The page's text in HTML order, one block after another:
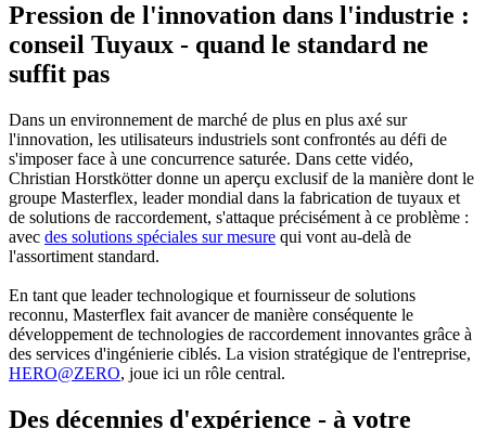
Pression de l'innovation dans l'industrie :
conseil Tuyaux - quand le standard ne
suffit pas
Dans un environnement de marché de plus en plus axé sur
l'innovation, les utilisateurs industriels sont confrontés au défi de
s'imposer face à une concurrence saturée. Dans cette vidéo,
Christian Horstkötter donne un aperçu exclusif de la manière dont le
groupe Masterflex, leader mondial dans la fabrication de tuyaux et
de solutions de raccordement, s'attaque précisément à ce problème :
avec des solutions spéciales sur mesure qui vont au-delà de
l'assortiment standard.
En tant que leader technologique et fournisseur de solutions
reconnu, Masterflex fait avancer de manière conséquente le
développement de technologies de raccordement innovantes grâce à
des services d'ingénierie ciblés. La vision stratégique de l'entreprise,
HERO@ZERO, joue ici un rôle central.
Des décennies d'expérience - à votre